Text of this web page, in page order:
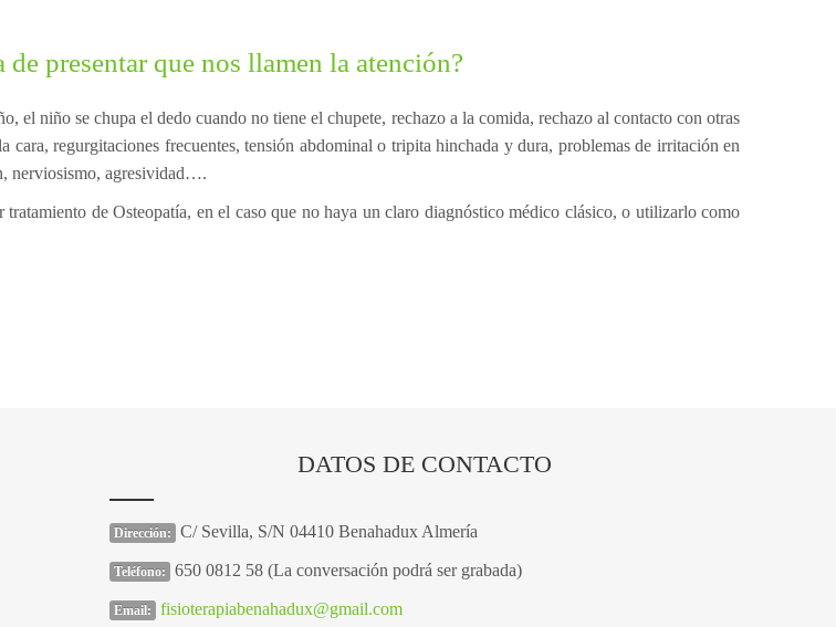
de presentar que nos llamen la atención?
el niño se chupa el dedo cuando no tiene el chupete, rechazo a la comida, rechazo al contacto con otras
cara, regurgitaciones frecuentes, tensión abdominal o tripita hinchada y dura, problemas de irritación en
nerviosismo, agresividad….
de Osteopatía, en el caso que no haya un claro diagnóstico médico clásico, o utilizarlo como
DATOS DE CONTACTO
Dirección: C/ Sevilla, S/N 04410 Benahadux Almería
Teléfono: 650 0812 58 (La conversación podrá ser grabada)
Email: fisioterapiabenahadux@gmail.com